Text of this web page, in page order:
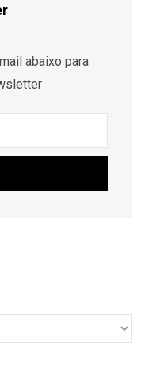
abaixo para